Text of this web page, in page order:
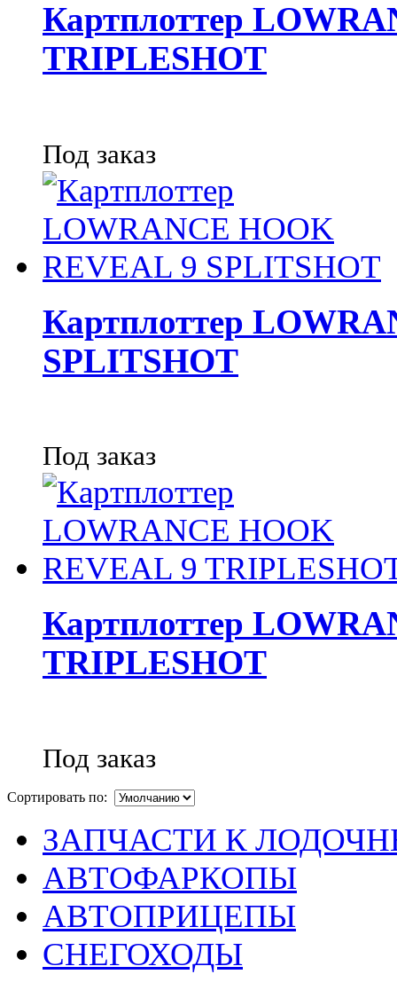
Картплоттер
TRIPLESHOT
Под заказ
Картплоттер
SPLITSHOT
Под заказ
Картплоттер
TRIPLESHOT
Под заказ
Сортировать по:
ЗАПЧАСТИ К
АВТОФАРКОПЫ
АВТОПРИЦЕПЫ
СНЕГОХОДЫ